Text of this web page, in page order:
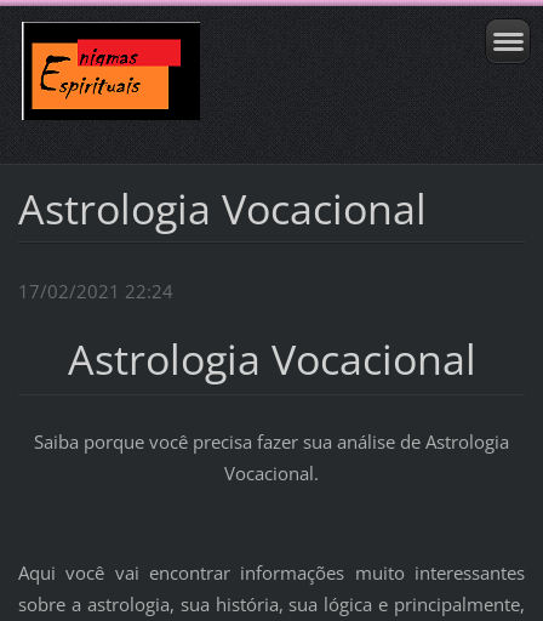
Astrologia Vocacional
17/02/2021 22:24
Astrologia Vocacional
Saiba porque você precisa fazer sua análise de Astrologia
Vocacional.
Aqui você vai encontrar informações muito interessantes
sobre a astrologia, sua história, sua lógica e principalmente,